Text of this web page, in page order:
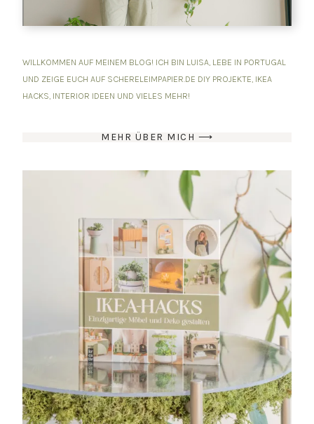
WILLKOMMEN AUF MEINEM BLOG! ICH BIN LUISA, LEBE IN PORTUGAL
UND ZEIGE EUCH AUF SCHERELEIMPAPIER.DE DIY PROJEKTE, IKEA
HACKS, INTERIOR IDEEN UND VIELES MEHR!
MEHR ÜBER MICH ⟶